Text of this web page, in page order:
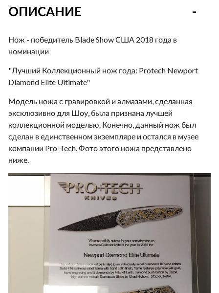
ОПИСАНИЕ
Нож - победитель Blade Show США 2018 года в
номинации
"Лучший Коллекционный нож года: Protech Newport
Diamond Elite Ultimate"
Модель ножа с гравировкой и алмазами, сделанная
эксклюзивно для Шоу, была признана лучшей
коллекционной моделью. Конечно, данный нож был
сделан в единственном экземпляре и остался в музее
компании Pro-Tech. Фото этого ножа представлено
ниже.